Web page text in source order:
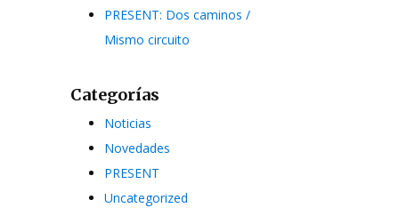
PRESENT: Dos caminos /
Mismo circuito
Categorías
Noticias
Novedades
PRESENT
Uncategorized